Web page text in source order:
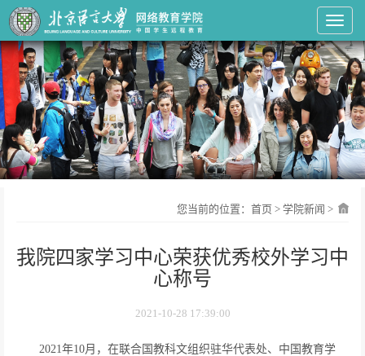
Toggle
您当前的位置： 首页 > 学院新闻 >
我院四家学习中心荣获优秀校外学习中
心称号
2021-10-28 17:39:00
2021年10月，在联合国教科文组织驻华代表处、中国教育学